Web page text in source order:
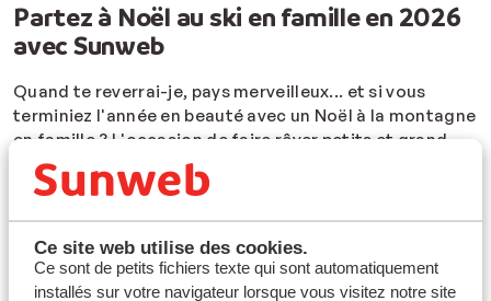
Ce site web utilise des cookies.
Ce sont de petits fichiers texte qui sont automatiquement
installés sur votre navigateur lorsque vous visitez notre site
Partez à Noël au ski en famille en 2026
avec Sunweb
Quand te reverrai-je, pays merveilleux... et si vous
terminiez l'année en beauté avec un Noël à la montagne
en famille ? L'occasion de faire rêver petits et grand,
c'est de leur offrir un Noël sous la neige ! Partez à Noël
au skien famille, entre amis, ou encore à deux. Nous
au ski ! Quoi de plus beau qu'un Noël blanc, avec les
montagnes en arrière-plan ? Imaginez-vous dans un
chalet de rêve, au coin de la cheminée, le rêve, non ?